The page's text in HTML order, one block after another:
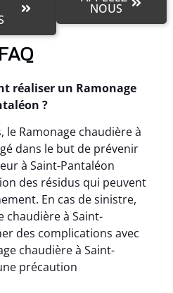
NOUS
réaliser un Ramonage
?
le Ramonage chaudière à
dans le but de prévenir
à Saint-Pantaléon
des résidus qui peuvent
En cas de sinistre,
chaudière à Saint-
des complications avec
chaudière à Saint-
précaution